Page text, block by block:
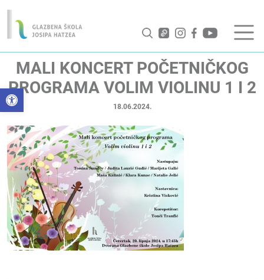
Open toolbar
MALI KONCERT POČETNIČKOG
PROGRAMA VOLIM VIOLINU 1 I 2
18.06.2024.